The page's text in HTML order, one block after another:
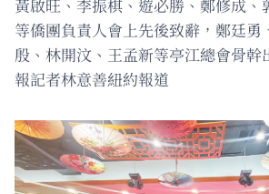
黃啟旺、李振棋、遊必勝、鄭修成、
等僑團負責人會上先後致辭，鄭廷勇
殷、林開汶、王孟新等亭江總會骨幹
報記者林意善紐約報道